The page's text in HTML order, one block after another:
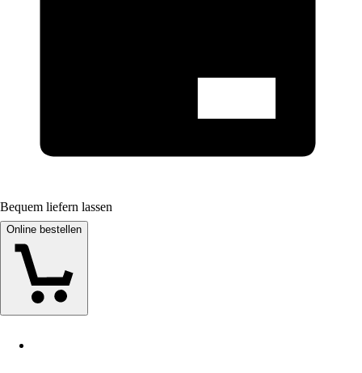
Bequem liefern lassen
Online bestellen